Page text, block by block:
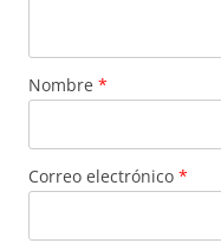
Nombre *
Correo electrónico *